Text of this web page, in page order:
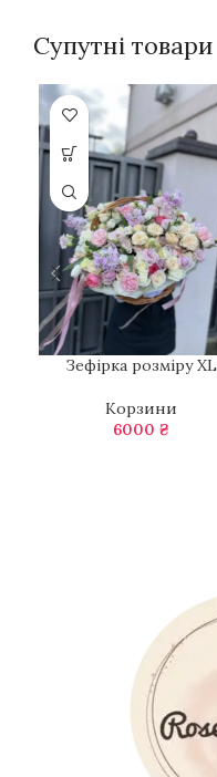
Супутні товари
Зефірка розміру XL
Корзини
6000 ₴